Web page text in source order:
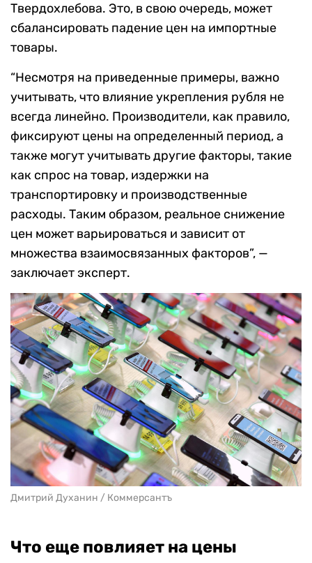
Твердохлебова. Это, в свою очередь, может
сбалансировать падение цен на импортные
товары.
“Несмотря на приведенные примеры, важно
учитывать, что влияние укрепления рубля не
всегда линейно. Производители, как правило,
фиксируют цены на определенный период, а
также могут учитывать другие факторы, такие
как спрос на товар, издержки на
транспортировку и производственные
расходы. Таким образом, реальное снижение
цен может варьироваться и зависит от
множества взаимосвязанных факторов”, —
заключает эксперт.
Дмитрий Духанин / Коммерсантъ
Что еще повлияет на цены